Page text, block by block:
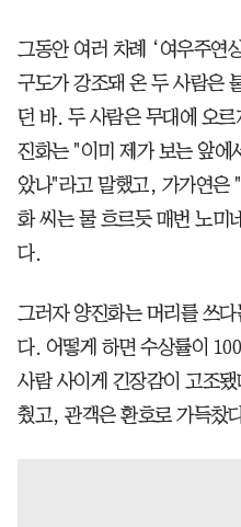
그동안 여러 차례 ‘여우주연
구도가 강조돼 온 두 사람은
던 바. 두 사람은 무대에 오
진화는 "이미 제가 보는 앞에
았나"라고 말했고, 가가연은
화 씨는 물 흐르듯 매번 노미
다.
그러자 양진화는 머리를 쓰
다. 어떻게 하면 수상률이
사람 사이게 긴장감이 고조
췄고, 관객은 환호로 가득찼